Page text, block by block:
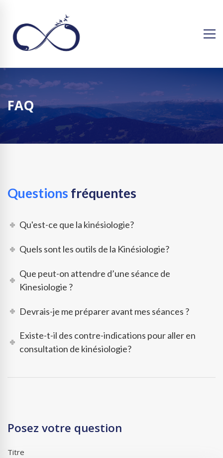
FAQ
Questions fréquentes
Qu'est-ce que la kinésiologie?
Quels sont les outils de la Kinésiologie?
Que peut-on attendre d’une séance de
Kinesiologie ?
Devrais-je me préparer avant mes séances ?
Existe-t-il des contre-indications pour aller en
consultation de kinésiologie?
Posez votre question
Titre